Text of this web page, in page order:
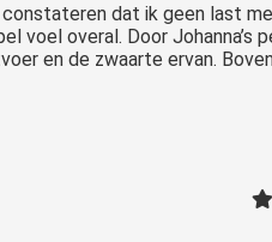
constateren dat ik geen last
voel overal. Door
en de zwaarte ervan.